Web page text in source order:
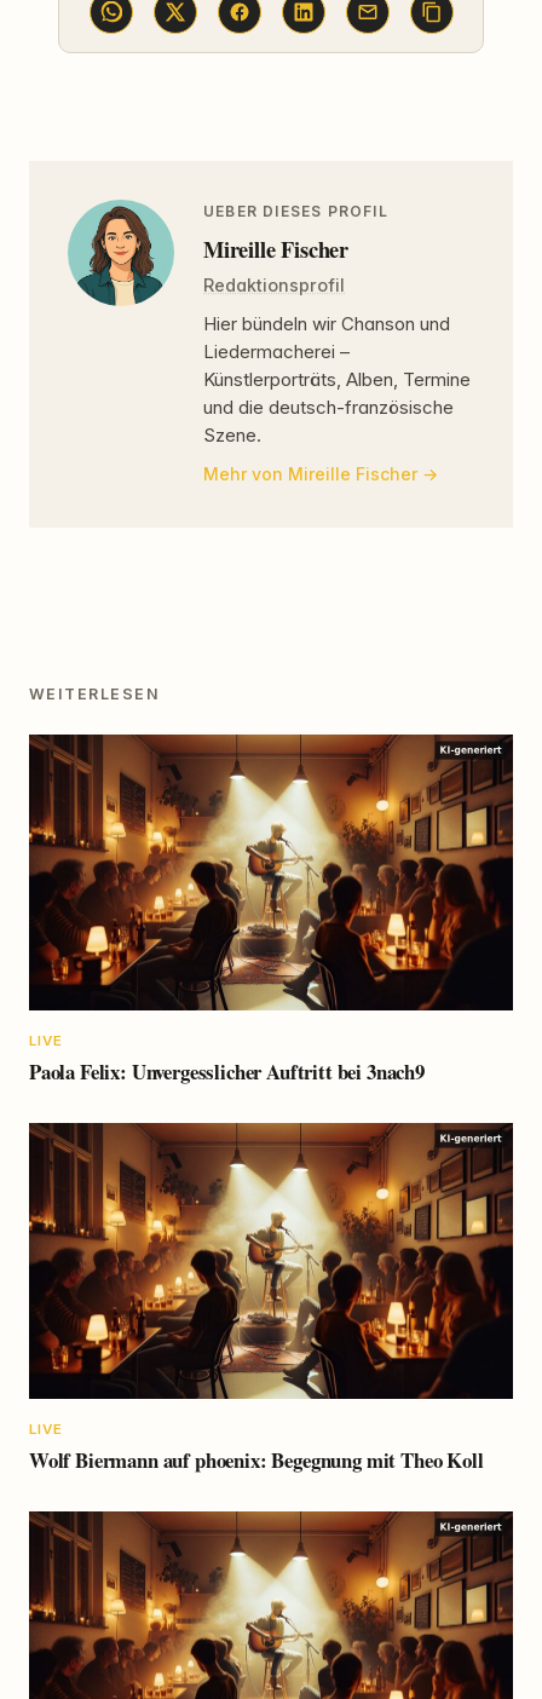
UEBER DIESES PROFIL
Mireille Fischer
Redaktionsprofil
Hier bündeln wir Chanson und
Liedermacherei –
Künstlerporträts, Alben, Termine
und die deutsch-französische
Szene.
Mehr von Mireille Fischer
WEITERLESEN
LIVE
Paola Felix: Unvergesslicher Auftritt bei 3nach9
LIVE
Wolf Biermann auf phoenix: Begegnung mit Theo Koll